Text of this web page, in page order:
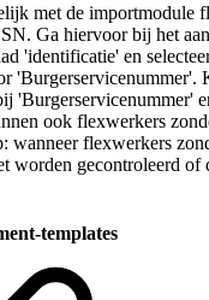
met de importmodule
Ga hiervoor bij het
'identificatie' en
'Burgerservicenummer'.
'Burgerservicenummer'
ook flexwerkers
wanneer flexwerkers
worden gecontroleerd of
templates